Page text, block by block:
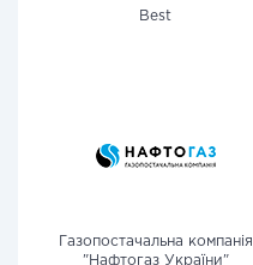
Best
Газопостачальна компанія
"Нафтогаз України"